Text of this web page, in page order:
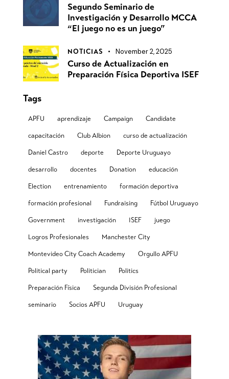
Segundo Seminario de
Investigación y Desarrollo MCCA
“El juego no es un juego”
NOTICIAS November 2, 2025
Curso de Actualización en
Preparación Física Deportiva ISEF
Tags
APFU aprendizaje Campaign Candidate
capacitación Club Albion curso de actualización
Daniel Castro deporte Deporte Uruguayo
desarrollo docentes Donation educación
Election entrenamiento formación deportiva
formación profesional Fundraising Fútbol Uruguayo
Government investigación ISEF juego
Logros Profesionales Manchester City
Montevideo City Coach Academy Orgullo APFU
Political party Politician Politics
Preparación Física Segunda División Profesional
seminario Socios APFU Uruguay